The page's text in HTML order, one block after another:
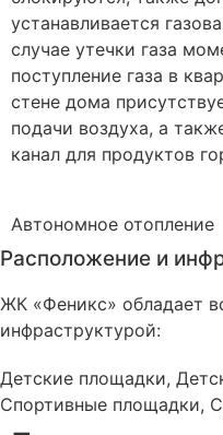
Автономное отопление
устанавливается
случае утечки газа
поступление газа в
стене дома
подачи воздуха, а
канал для продуктов
Расположение и
ЖК «Феникс» обладает
инфраструктурой:
Детские площадки,
Спортивные площадки,